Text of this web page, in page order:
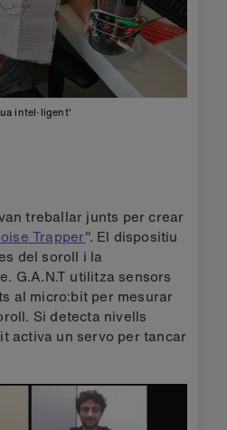
intel·ligent'
treballar junts per crear
Trapper". El dispositiu
del soroll i la
G.A.N.T utilitza sensors
al micro:bit per mesurar
Si detecta nivells
activa un servo per tancar